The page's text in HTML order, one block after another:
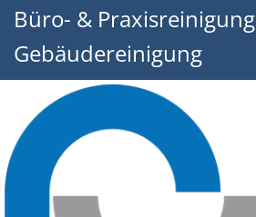
Büro- & Praxisreinigung
Gebäudereinigung